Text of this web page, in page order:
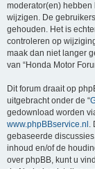
moderator(en) hebben
wijzigen. De
gehouden. Het is
controleren op
maak dan niet langer
van “Honda Motor
Dit forum draait op
uitgebracht onder de “
gedownload worden
www.phpBBservice.nl .
gebaseerde
inhoud en/of de
over phpBB, kunt u